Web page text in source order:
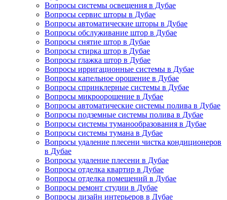
Вопросы системы освещения в Дубае
Вопросы сервис шторы в Дубае
Вопросы автоматические шторы в Дубае
Вопросы обслуживание штор в Дубае
Вопросы снятие штор в Дубае
Вопросы стирка штор в Дубае
Вопросы глажка штор в Дубае
Вопросы ирригационные системы в Дубае
Вопросы капельное орошение в Дубае
Вопросы спринклерные системы в Дубае
Вопросы микроорошение в Дубае
Вопросы автоматические системы полива в Дубае
Вопросы подземные системы полива в Дубае
Вопросы системы туманообразования в Дубае
Вопросы системы тумана в Дубае
Вопросы удаление плесени чистка кондиционеров
в Дубае
Вопросы удаление плесени в Дубае
Вопросы отделка квартир в Дубае
Вопросы отделка помещений в Дубае
Вопросы ремонт студии в Дубае
Вопросы дизайн интерьеров в Дубае